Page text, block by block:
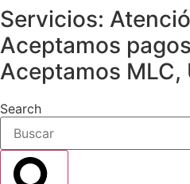
Servicios:
Aceptamos
Aceptamos MLC,
Search